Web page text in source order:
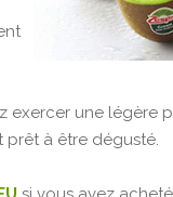
exercer une légère
prêt à être dégusté.